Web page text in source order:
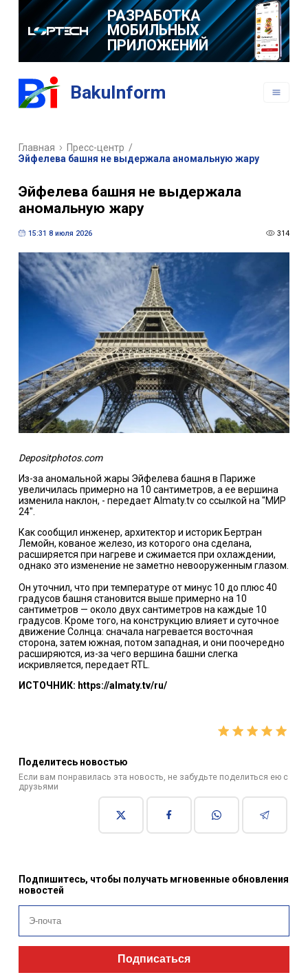
РАЗРАБОТКА
МОБИЛЬНЫХ
ПРИЛОЖЕНИЙ
BakuInform
Главная Пресс-центр /
Эйфелева башня не выдержала аномальную жару
Эйфелева башня не выдержала
аномальную жару
15:31 8 июля 2026 314
Depositphotos.com
Из-за аномальной жары Эйфелева башня в Париже
увеличилась примерно на 10 сантиметров, а ее вершина
изменила наклон, - передает Almaty.tv со ссылкой на "МИР
24".
Как сообщил инженер, архитектор и историк Бертран
Лемойн, кованое железо, из которого она сделана,
расширяется при нагреве и сжимается при охлаждении,
однако это изменение не заметно невооруженным глазом.
Он уточнил, что при температуре от минус 10 до плюс 40
градусов башня становится выше примерно на 10
сантиметров — около двух сантиметров на каждые 10
градусов. Кроме того, на конструкцию влияет и суточное
движение Солнца: сначала нагревается восточная
сторона, затем южная, потом западная, и они поочередно
расширяются, из-за чего вершина башни слегка
искривляется, передает RTL.
ИСТОЧНИК: https://almaty.tv/ru/
Поделитесь новостью
Если вам понравилась эта новость, не забудьте поделиться ею с
друзьями
Подпишитесь, чтобы получать мгновенные обновления
новостей
Подписаться